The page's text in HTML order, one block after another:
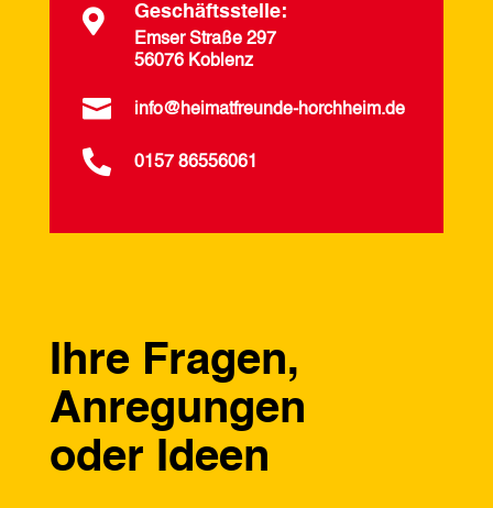
 Geschäftsstelle:
Emser Straße 297
56076 Koblenz
 info@heimatfreunde-horchheim.de
 0157 86556061
Ihre Fragen,
Anregungen
oder Ideen